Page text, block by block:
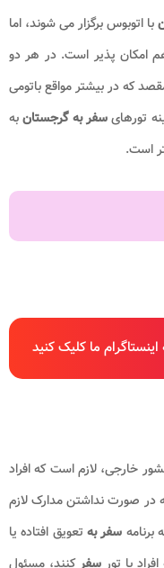
با اتوبوس برگزار می شوند، اما
امکان پذیر است. در هر دو
که در بیشتر مواقع باتومی
تورهایسفر به گرجستانبه
است.
ما کلیک کنید
خارجی، لازم است که افراد
در صورت نداشتن مدارک لازم
سفر به تعویق افتاده یا
با تور سفر کنند، مسئول